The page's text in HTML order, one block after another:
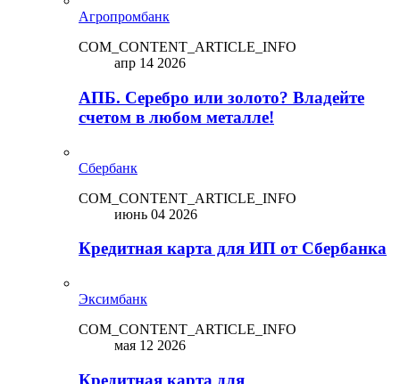
Агропромбанк
COM_CONTENT_ARTICLE_INFO
апр 14 2026
АПБ. Серебро или золото? Владейте
счетом в любом металле!
Сбербанк
COM_CONTENT_ARTICLE_INFO
июнь 04 2026
Кредитная карта для ИП от Сбербанка
Эксимбанк
COM_CONTENT_ARTICLE_INFO
мая 12 2026
Кредитная карта для